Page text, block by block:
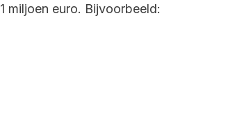
miljoen euro. Bijvoorbeeld: